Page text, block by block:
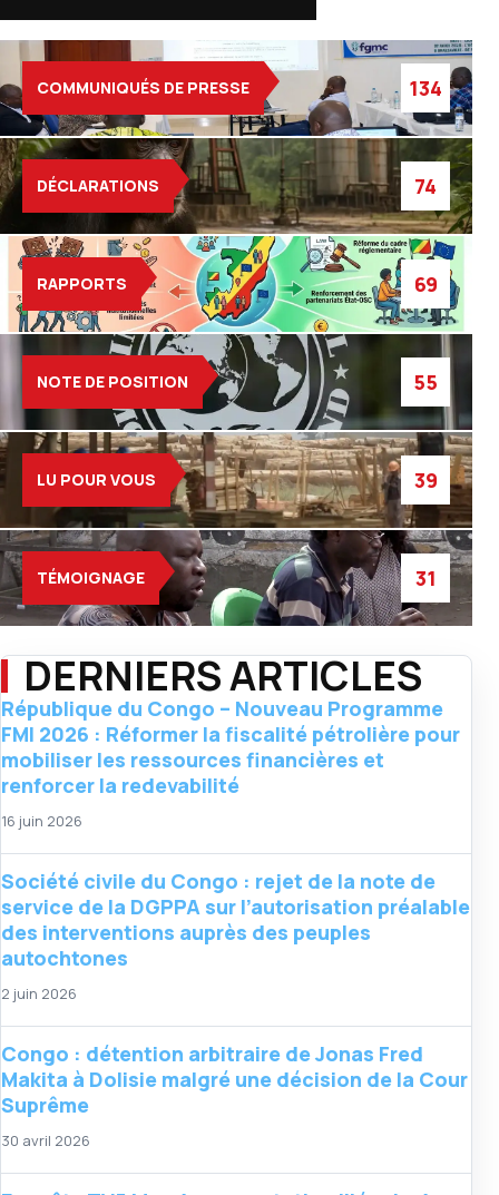
COMMUNIQUÉS DE PRESSE 134
DÉCLARATIONS 74
RAPPORTS 69
NOTE DE POSITION 55
LU POUR VOUS 39
TÉMOIGNAGE 31
DERNIERS ARTICLES
République du Congo – Nouveau Programme
FMI 2026 : Réformer la fiscalité pétrolière pour
mobiliser les ressources financières et
renforcer la redevabilité
16 juin 2026
Société civile du Congo : rejet de la note de
service de la DGPPA sur l’autorisation préalable
des interventions auprès des peuples
autochtones
2 juin 2026
Congo : détention arbitraire de Jonas Fred
Makita à Dolisie malgré une décision de la Cour
Suprême
30 avril 2026